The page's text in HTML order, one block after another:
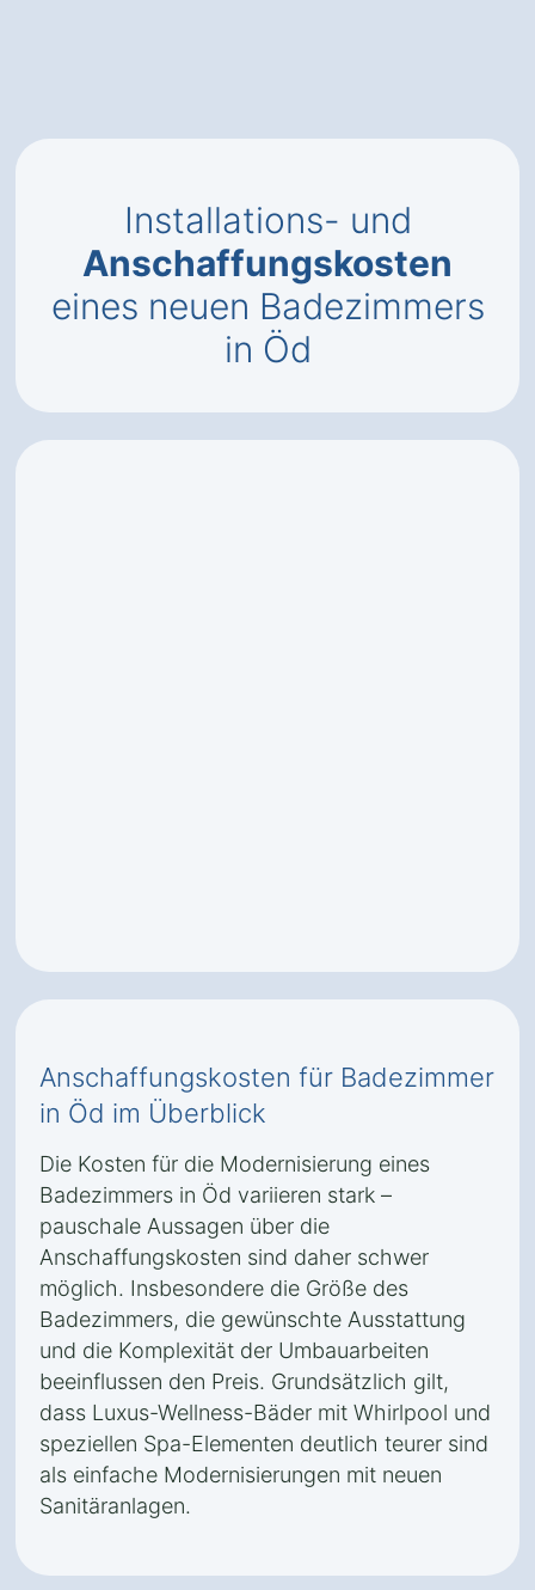
Installations- und
Anschaffungskosten
eines neuen Badezimmers
in Öd
Anschaffungskosten für Badezimmer
in Öd im Überblick
Die Kosten für die Modernisierung eines
Badezimmers in Öd variieren stark –
pauschale Aussagen über die
Anschaffungskosten sind daher schwer
möglich. Insbesondere die Größe des
Badezimmers, die gewünschte Ausstattung
und die Komplexität der Umbauarbeiten
beeinflussen den Preis. Grundsätzlich gilt,
dass Luxus-Wellness-Bäder mit Whirlpool und
speziellen Spa-Elementen deutlich teurer sind
als einfache Modernisierungen mit neuen
Sanitäranlagen.